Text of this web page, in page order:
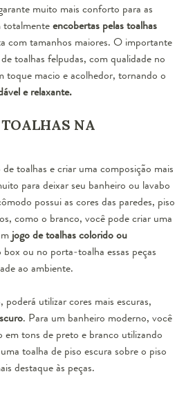
muito mais conforto para as
totalmenteencobertas pelas toalhas
com tamanhos maiores. O importante
toalhas felpudas, com qualidade no
toque macio e acolhedor, tornando o
e relaxante.
NA
toalhas e criar uma composição mais
para deixar seu banheiro ou lavabo
possui as cores das paredes, piso
como o branco, você pode criar uma
jogo de toalhas colorido ou
box ou no porta-toalha essas peças
ao ambiente.
utilizar cores mais escuras,
. Para um banheiro moderno, você
em tons de preto e branco utilizando
toalha de piso escura sobre o piso
destaque às peças.